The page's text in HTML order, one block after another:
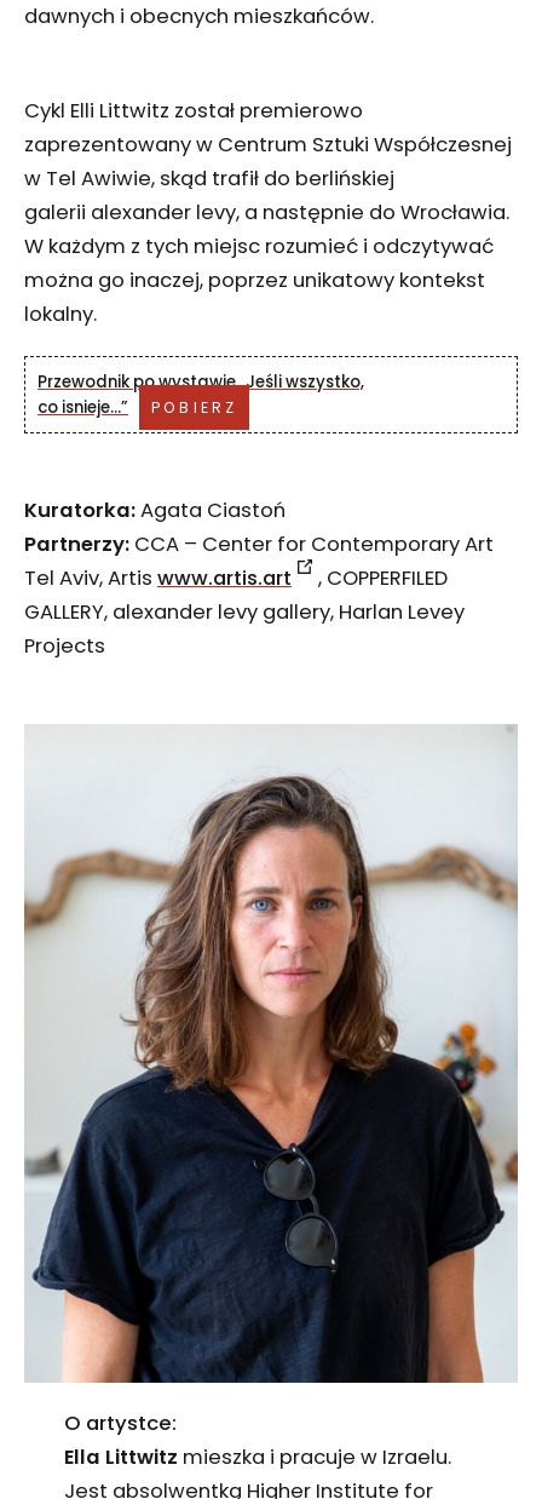
dawnych i obecnych mieszkańców.
Cykl Elli Littwitz został premierowo
zaprezentowany w Centrum Sztuki Współczesnej
w Tel Awiwie, skąd trafił do berlińskiej
galerii alexander levy, a następnie do Wrocławia.
W każdym z tych miejsc rozumieć i odczytywać
można go inaczej, poprzez unikatowy kontekst
lokalny.
Przewodnik po wystawie „Jeśli wszystko,
co isnieje…”
POBIERZ
Kuratorka:Agata Ciastoń
Partnerzy: CCA – Center for Contemporary Art
Tel Aviv, Artis www.artis.art
, COPPERFILED
GALLERY, alexander levy gallery, Harlan Levey
Projects
O artystce:
Ella Littwitz mieszka i pracuje w Izraelu.
Jest absolwentką Higher Institute for